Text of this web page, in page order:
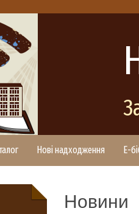
Нові надходження E-
Новини